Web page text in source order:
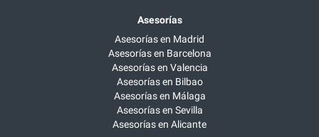
Asesorías
Asesorías en Madrid
Asesorías en Barcelona
Asesorías en Valencia
Asesorías en Bilbao
Asesorías en Málaga
Asesorías en Sevilla
Asesorías en Alicante